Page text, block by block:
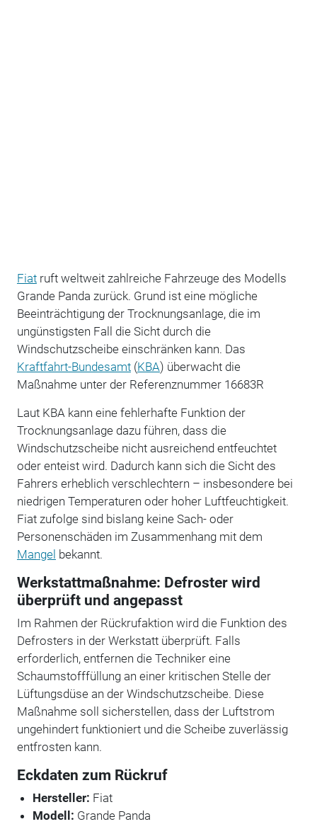
Fiatruft weltweit zahlreiche Fahrzeuge des Modells
Grande Panda zurück. Grund ist eine mögliche
Beeinträchtigung der Trocknungsanlage, die im
ungünstigsten Fall die Sicht durch die
Windschutzscheibe einschränken kann. Das
Kraftfahrt-Bundesamt(KBA) überwacht die
Maßnahme unter der Referenznummer 16683R
Laut KBA kann eine fehlerhafte Funktion der
Trocknungsanlage dazu führen, dass die
Windschutzscheibe nicht ausreichend entfeuchtet
oder enteist wird. Dadurch kann sich die Sicht des
Fahrers erheblich verschlechtern – insbesondere bei
niedrigen Temperaturen oder hoher Luftfeuchtigkeit.
Fiat zufolge sind bislang keine Sach- oder
Personenschäden im Zusammenhang mit dem
Mangel bekannt.
Werkstattmaßnahme: Defroster wird
überprüft und angepasst
Im Rahmen der Rückrufaktion wird die Funktion des
Defrosters in der Werkstatt überprüft. Falls
erforderlich, entfernen die Techniker eine
Schaumstofffüllung an einer kritischen Stelle der
Lüftungsdüse an der Windschutzscheibe. Diese
Maßnahme soll sicherstellen, dass der Luftstrom
ungehindert funktioniert und die Scheibe zuverlässig
entfrosten kann.
Eckdaten zum Rückruf
Hersteller: Fiat
Modell: Grande Panda